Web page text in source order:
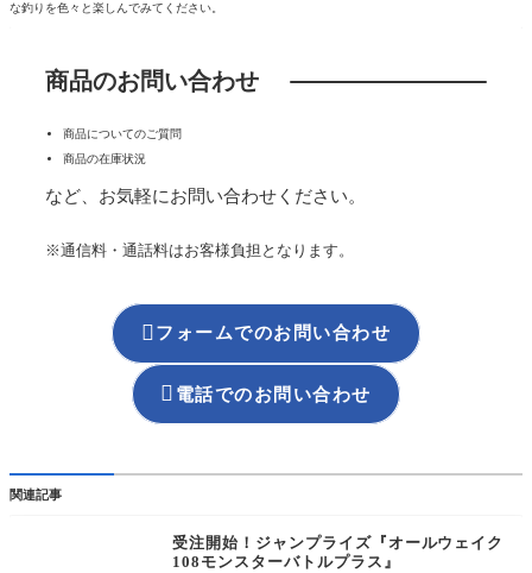
な釣りを色々と楽しんでみてください。
商品のお問い合わせ
商品についてのご質問
商品の在庫状況
など、お気軽にお問い合わせください。
※通信料・通話料はお客様負担となります。
フォームでのお問い合わせ
 電話でのお問い合わせ
関連記事
受注開始！ジャンプライズ『オールウェイク
108モンスターバトルプラス』